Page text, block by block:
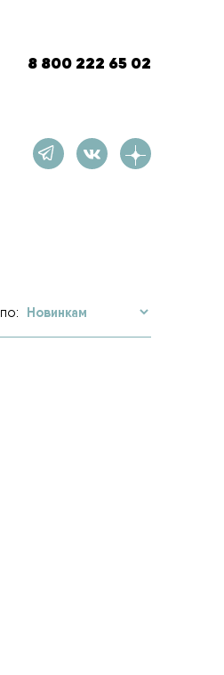
8 800 222 65 02